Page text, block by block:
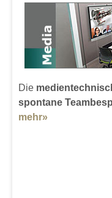
Die
spontane
mehr»